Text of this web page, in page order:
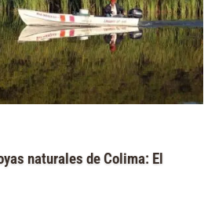
naturales de Colima: El